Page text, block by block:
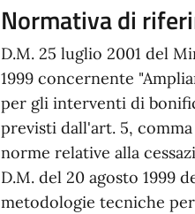
Normativa di
D.M. 25 luglio 2001 del
1999 concernente
per gli interventi di
previsti dall'art. 5, comma
norme relative alla
D.M. del 20 agosto 1999
metodologie tecniche